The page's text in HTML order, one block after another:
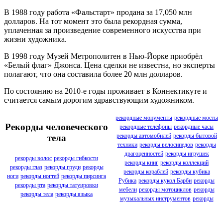
В 1988 году работа «Фальстарт» продана за 17,050 млн
долларов. На тот момент это была рекордная сумма,
уплаченная за произведение современного искусства при
жизни художника.
В 1998 году Музей Метрополитен в Нью-Йорке приобрёл
«Белый флаг» Джонса. Цена сделки не известна, но эксперты
полагают, что она составила более 20 млн долларов.
По состоянию на 2010-е годы проживает в Коннектикуте и
считается самым дорогим здравствующим художником.
Рекорды человеческого
тела
рекорды волос рекорды гибкости
рекорды глаз рекорды груди рекорды
ноги рекорды ногтей рекорды пирсинга
рекорды рта рекорды татуировки
рекорды тела рекорды языка
рекордные монументы рекордные мосты
рекордные телефоны рекордные часы
рекорды автомобилей рекорды бытовой
техники рекорды велосипедов рекорды
драгоценностей рекорды игрушек
рекорды книг рекорды коллекций
рекорды кораблей рекорды кубика
Рубика рекорды кукол Барби рекорды
мебели рекорды мотоциклов рекорды
музыкальных инструментов рекорды